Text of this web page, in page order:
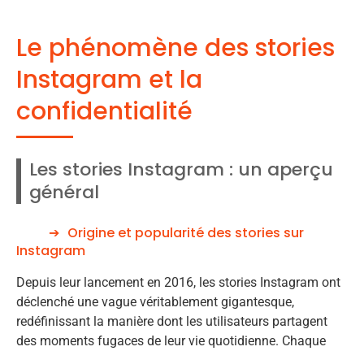
Le phénomène des stories
Instagram et la
confidentialité
Les stories Instagram : un aperçu
général
Origine et popularité des stories sur
Instagram
Depuis leur lancement en 2016, les stories Instagram ont
déclenché une vague véritablement gigantesque,
redéfinissant la manière dont les utilisateurs partagent
des moments fugaces de leur vie quotidienne. Chaque